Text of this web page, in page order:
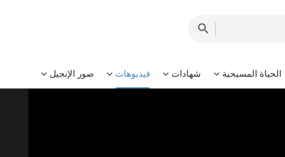
الحياة المسيحية شهادات فيديوهات صور الإنجيل